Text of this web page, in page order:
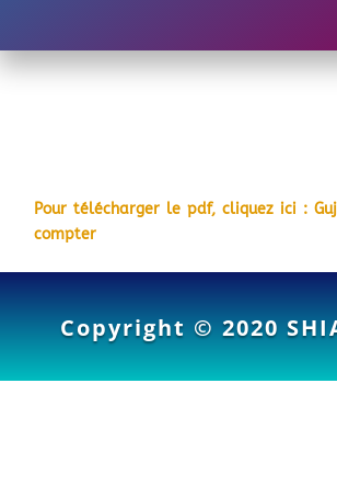
Pour télécharger le pdf, cliquez ici :
compter
Copyright © 2020